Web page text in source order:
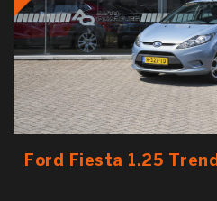
Ford Fiesta 1.25 Trend